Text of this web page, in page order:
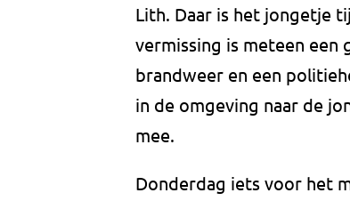
Lith. Daar is het jongetje
vermissing is meteen een
brandweer en een
in de omgeving naar de
mee.
Donderdag iets voor het